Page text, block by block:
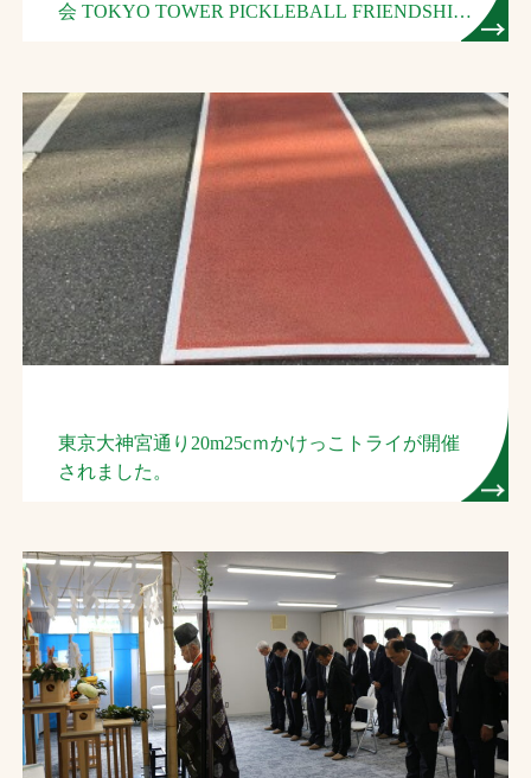
会 TOKYO TOWER PICKLEBALL FRIENDSHIP
東京大神宮通り20m25cｍかけっこトライが開催
されました。